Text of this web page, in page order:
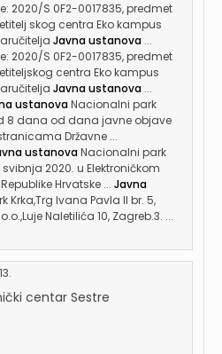
2020/S 0F2-0017835, predmet
skog centra Eko kampus
Javna ustanova ...
2020/S 0F2-0017835, predmet
centra Eko kampus
Javna ustanova ...
ustanovaNacionalni park
8 dana od dana javne objave
Državne ...
ustanovaNacionalni park
svibnja 2020. u Elektroničkom
Hrvatske ... Javna
Krka,Trg Ivana Pavla II br. 5,
Naletilića 10, Zagreb.3. ...
centar Sestre